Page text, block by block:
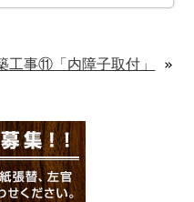
工事⑪「内障子取付」 »